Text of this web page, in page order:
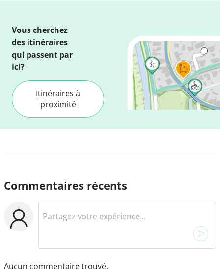
Vous cherchez
des itinéraires
qui passent par
ici?
Itinéraires à
proximité
Commentaires récents
Aucun commentaire trouvé.